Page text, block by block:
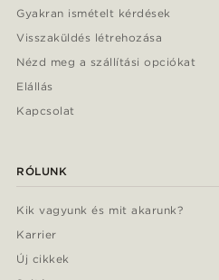
Gyakran ismételt kérdések
Visszaküldés létrehozása
Nézd meg a szállítási opciókat
Elállás
Kapcsolat
RÓLUNK
Kik vagyunk és mit akarunk?
Karrier
Új cikkek